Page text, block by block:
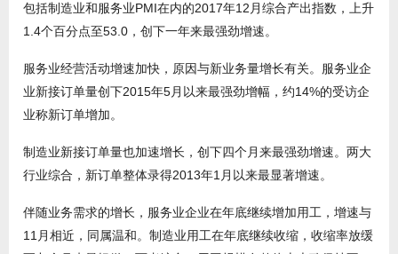
包括制造业和服务业PMI在内的2017年12月综合产出指数，上升
1.4个百分点至53.0，创下一年来最强劲增速。
服务业经营活动增速加快，原因与新业务量增长有关。服务业企
业新接订单量创下2015年5月以来最强劲增幅，约14%的受访企
业称新订单增加。
制造业新接订单量也加速增长，创下四个月来最强劲增速。两大
行业综合，新订单整体录得2013年1月以来最显著增速。
伴随业务需求的增长，服务业企业在年底继续增加用工，增速与
11月相近，同属温和。制造业用工在年底继续收缩，收缩率放缓